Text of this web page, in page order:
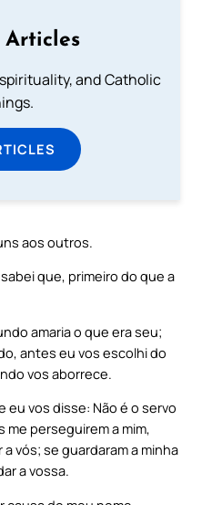
Articles
and Catholic
aos outros.
que, primeiro do que a
amaria o que era seu;
antes eu vos escolhi do
vos aborrece.
eu vos disse: Não é o servo
me perseguirem a mim,
vós; se guardaram a minha
a vossa.